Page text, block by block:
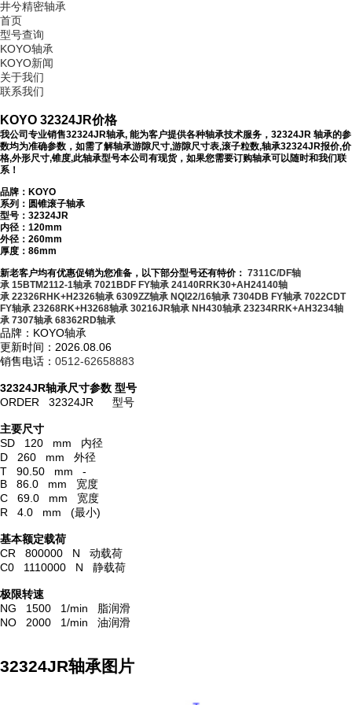
井兮精密轴承
首页
型号查询
KOYO轴承
KOYO新闻
关于我们
联系我们
KOYO 32324JR价格
我公司专业销售32324JR轴承, 能为客户提供各种轴承技术服务，32324JR 轴承的参
数均为准确参数，如需了解轴承游隙尺寸,游隙尺寸表,滚子粒数,轴承32324JR报价,价
格,外形尺寸,锥度,此轴承型号本公司有现货，如果您需要订购轴承可以随时和我们联
系！
品牌：KOYO
系列：圆锥滚子轴承
型号： 32324JR
内径：120mm
外径：260mm
厚度：86mm
新老客户均有优惠促销为您准备，以下部分型号还有特价： 7311C/DF轴
承 15BTM2112-1轴承 7021BDF FY轴承 24140RRK30+AH24140轴
承 22326RHK+H2326轴承 6309ZZ轴承 NQI22/16轴承 7304DB FY轴承 7022CDT
FY轴承 23268RK+H3268轴承 30216JR轴承 NH430轴承 23234RRK+AH3234轴
承 7307轴承 68362RD轴承
品牌：KOYO轴承
更新时间：2026.08.06
销售电话： 0512-62658883
32324JR轴承尺寸参数 型号
ORDER 32324JR 型号
主要尺寸
SD 120 mm 内径
D 260 mm 外径
T 90.50 mm -
B 86.0 mm 宽度
C 69.0 mm 宽度
R 4.0 mm (最小)
基本额定载荷
CR 800000 N 动载荷
C0 1110000 N 静载荷
极限转速
NG 1500 1/min 脂润滑
NO 2000 1/min 油润滑
32324JR轴承图片